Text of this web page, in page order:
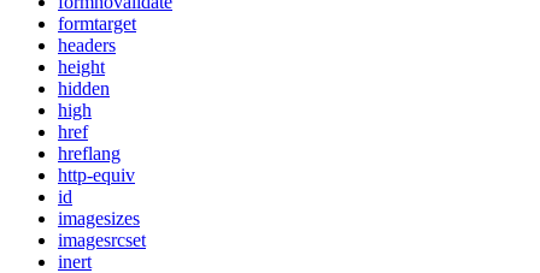
formtarget
headers
height
hidden
high
href
hreflang
http-equiv
id
imagesizes
imagesrcset
inert